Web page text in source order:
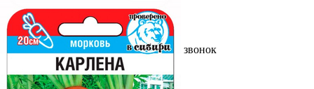
Выберите город
Обратный звонокЗаказать обратный звонок
Каталог